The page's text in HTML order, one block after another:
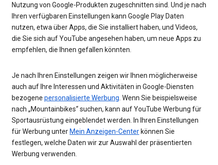
Nutzung von Google-Produkten zugeschnitten sind. Und je nach
Ihren verfügbaren Einstellungen kann Google Play Daten
nutzen, etwa über Apps, die Sie installiert haben, und Videos,
die Sie sich auf YouTube angesehen haben, um neue Apps zu
empfehlen, die Ihnen gefallen könnten.
Je nach Ihren Einstellungen zeigen wir Ihnen möglicherweise
auch auf Ihre Interessen und Aktivitäten in Google-Diensten
bezogene personalisierte Werbung . Wenn Sie beispielsweise
nach „Mountainbikes“ suchen, kann auf YouTube Werbung für
Sportausrüstung eingeblendet werden. In Ihren Einstellungen
für Werbung unterMein Anzeigen-Centerkönnen Sie
festlegen, welche Daten wir zur Auswahl der präsentierten
Werbung verwenden.